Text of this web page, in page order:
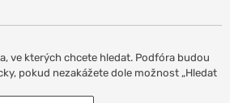
ve kterých chcete hledat. Podfóra budou
pokud nezakážete dole možnost „Hledat